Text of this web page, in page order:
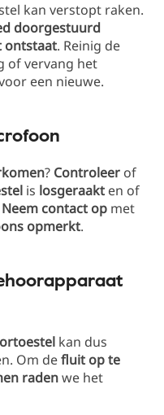
kan verstopt raken.
doorgestuurd
ontstaat. Reinig de
of vervang het
een nieuwe.
? Controleer of
is losgeraakt en of
Neem contact op met
opmerkt.
kan dus
Om defluit op te
radenwe het